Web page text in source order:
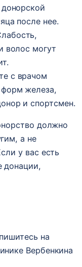
после нее.
волос могут
с врачом
железа,
и спортсмен.
должно
а не
у вас есть
донации,
на
Вербенкина